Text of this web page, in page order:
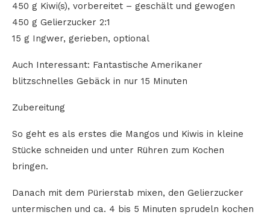
450 g Kiwi(s), vorbereitet – geschält und gewogen
450 g Gelierzucker 2:1
15 g Ingwer, gerieben, optional
Auch Interessant: Fantastische Amerikaner
blitzschnelles Gebäck in nur 15 Minuten
Zubereitung
So geht es als erstes die Mangos und Kiwis in kleine
Stücke schneiden und unter Rühren zum Kochen
bringen.
Danach mit dem Pürierstab mixen, den Gelierzucker
untermischen und ca. 4 bis 5 Minuten sprudeln kochen